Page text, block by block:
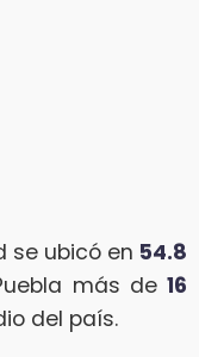
se ubicó en 54.8
más de16
del país.